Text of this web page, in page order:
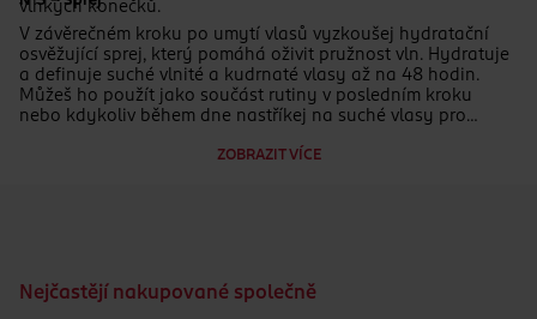
vlhkých konečků.​
V závěrečném kroku po umytí vlasů vyzkoušej hydratační
osvěžující sprej, který pomáhá oživit pružnost vln. Hydratuje
a definuje suché vlnité a kudrnaté vlasy až na 48 hodin.
Můžeš ho použít jako součást rutiny v posledním kroku
nebo kdykoliv během dne nastříkej na suché vlasy pro
ZOBRAZIT VÍCE
Nejčastějí nakupované společně